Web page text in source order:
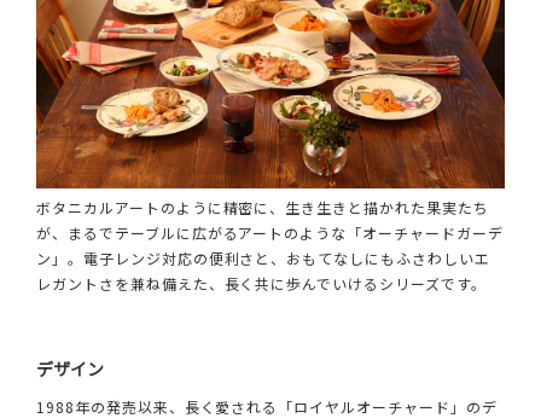
ボタニカルアートのように精密に、生き生きと描かれた果実たち
が、まるでテーブルに広がるアートのような「オーチャードガーデ
ン」。電子レンジ対応の便利さと、おもてなしにもふさわしいエ
レガントさを兼ね備えた、長く共に歩んでいけるシリーズです。
デザイン
1988年の発売以来、長く愛される「ロイヤルオーチャード」のデ